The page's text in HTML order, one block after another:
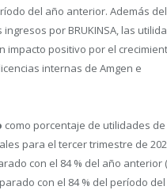
del año anterior. Además del
por BRUKINSA, las
impacto positivo por el
internas de Amgen e
como porcentaje de utilidades de
para el tercer trimestre de
con el 84 % del año anterior
con el 84 % del período